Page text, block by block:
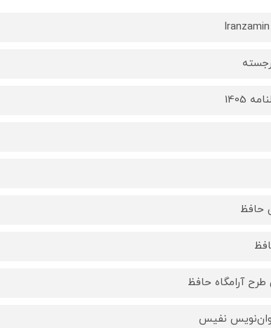
1405
حافظ
آرامگاه حافظ
نفیس